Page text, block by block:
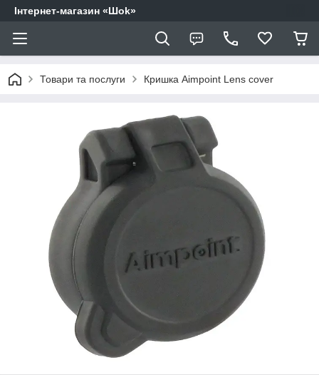
Інтернет-магазин «Шоk»
Товари та послуги Кришка Aimpoint Lens cover